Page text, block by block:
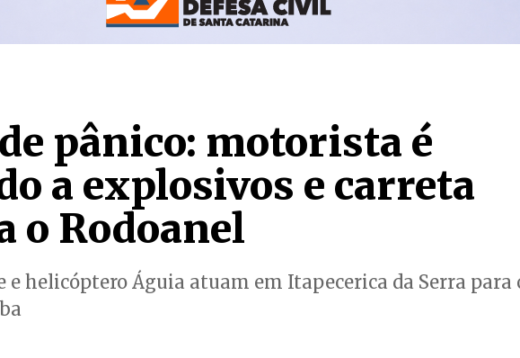
pânico: motorista é
a explosivos e carreta
o Rodoanel
e helicóptero Águia atuam em Itapecerica da Serra